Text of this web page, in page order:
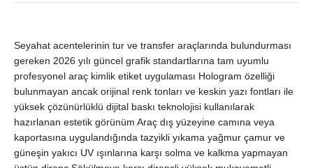
Seyahat acentelerinin tur ve transfer araçlarında bulundurması
gereken 2026 yılı güncel grafik standartlarına tam uyumlu
profesyonel araç kimlik etiket uygulaması Hologram özelliği
bulunmayan ancak orijinal renk tonları ve keskin yazı fontları ile
yüksek çözünürlüklü dijital baskı teknolojisi kullanılarak
hazırlanan estetik görünüm Araç dış yüzeyine camına veya
kaportasına uygulandığında tazyikli yıkama yağmur çamur ve
güneşin yakıcı UV ışınlarına karşı solma ve kalkma yapmayan